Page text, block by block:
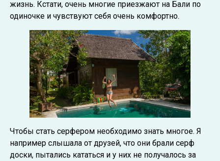
жизнь. Кстати, очень многие приезжают на Бали по
одиночке и чувствуют себя очень комфортно.
Чтобы стать серфером необходимо знать многое. Я
например слышала от друзей, что они брали серф
доски, пытались кататься и у них не получалось за